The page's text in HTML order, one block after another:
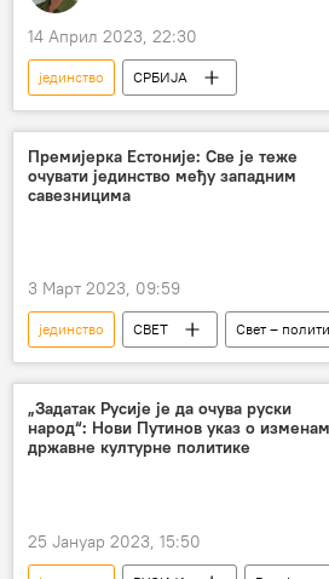
14 Април 2023, 22:30
јединство
СРБИЈА
Република Српска (РС)
Милорад Додик
Србија – политика
сарадња
Народно јединство
Премијерка Естоније: Све је теже
очувати јединство међу западним
савезницима
3 Март 2023, 09:59
јединство СВЕТ
Свет –
Свет
Политика
Естонија
Запад
Украјина
„Задатак Русије је да очува руски
народ“: Нови Путинов указ о
државне културне политике
25 Јануар 2023, 15:50